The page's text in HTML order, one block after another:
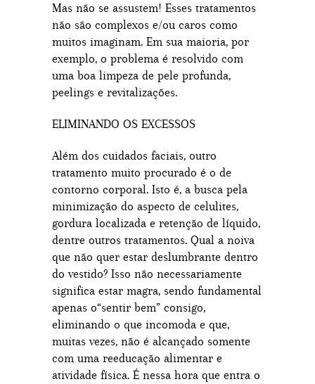
Mas não se assustem! Esses tratamentos
não são complexos e/ou caros como
muitos imaginam. Em sua maioria, por
exemplo, o problema é resolvido com
uma boa limpeza de pele profunda,
peelings e revitalizações.
ELIMINANDO OS EXCESSOS
Além dos cuidados faciais, outro
tratamento muito procurado é o de
contorno corporal. Isto é, a busca pela
minimização do aspecto de celulites,
gordura localizada e retenção de líquido,
dentre outros tratamentos. Qual a noiva
que não quer estar deslumbrante dentro
do vestido? Isso não necessariamente
significa estar magra, sendo fundamental
apenas o“sentir bem” consigo,
eliminando o que incomoda e que,
muitas vezes, não é alcançado somente
com uma reeducação alimentar e
atividade física. É nessa hora que entra o